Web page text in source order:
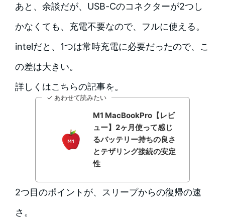
あと、余談だが、USB-Cのコネクターが2つし
かなくても、充電不要なので、フルに使える。
intelだと、1つは常時充電に必要だったので、こ
の差は大きい。
詳しくはこちらの記事を。
✓ あわせて読みたい
M1 MacBookPro【レビ
ュー】2ヶ月使って感じ
るバッテリー持ちの良さ
とテザリング接続の安定
性
2つ目のポイントが、スリープからの復帰の速
さ。